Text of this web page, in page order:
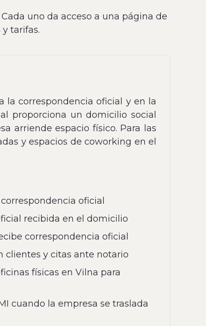
uno da acceso a una página de
tarifas.
la correspondencia oficial y en la
proporciona un domicilio social
arriende espacio físico. Para las
y espacios de coworking en el
oficial
recibida en el domicilio
correspondencia oficial
clientes y citas ante notario
físicas en Vilna para
cuando la empresa se traslada